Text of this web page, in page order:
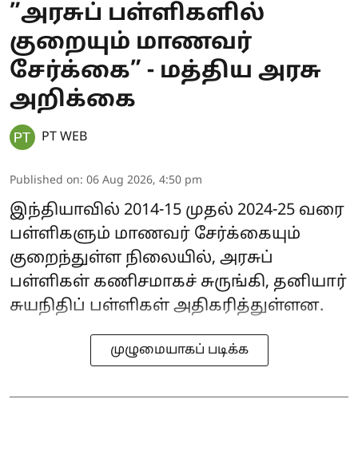
”அரசுப் பள்ளிகளில்
குறையும் மாணவர்
சேர்க்கை” - மத்திய அரசு
அறிக்கை
PT WEB
Published on: 06 Aug 2026, 4:50 pm
இந்தியாவில் 2014-15 முதல் 2024-25 வரை
பள்ளிகளும் மாணவர் சேர்க்கையும்
குறைந்துள்ள நிலையில், அரசுப்
பள்ளிகள் கணிசமாகச் சுருங்கி, தனியார்
சுயநிதிப் பள்ளிகள் அதிகரித்துள்ளன.
முழுமையாகப் படிக்க